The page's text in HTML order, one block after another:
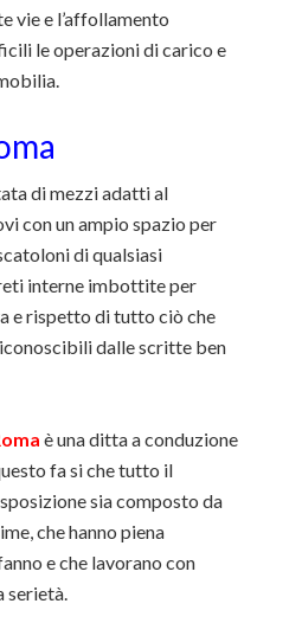
vie e l’affollamento
le operazioni di carico e
di mezzi adatti al
con un ampio spazio per
di qualsiasi
interne imbottite per
e rispetto di tutto ciò che
dalle scritte ben
è una ditta a conduzione
fa si che tutto il
sia composto da
che hanno piena
e che lavorano con
serietà.